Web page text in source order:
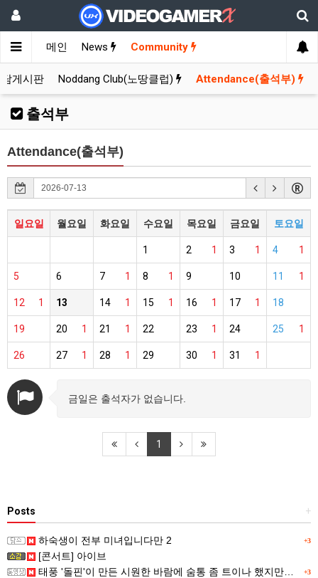
메인 News Community
게시판 Noddang Club(노땅클럽) Attendance(출석부)
출석부
Attendance(출석부)
일요일 월요일 화요일 수요일 목요일 금요일 토요일
1 1
2 1
3 1
4
5 6 1
7 1
8 9 10 1
11
1
12 13 1
14 1
15 1
16 1
17 18
19 1
20 1
21 22 1
23 24 1
25
26 1
27 1
28 29 1
30 1
31
금일은 출석자가 없습니다.
1
+
Posts
+3
하숙생이 전부 미녀입니다만 2
[콘서트] 아이브
+3
태풍 '돌핀'이 만든 시원한 바람에 숨통 좀 트이나 했지만…